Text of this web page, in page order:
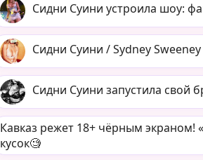
Сидни Суини устроила шоу:
Сидни Суини / Sydney
Сидни Суини запустила свой
Кавказ режет 18+ чёрным экраном!
кусок🧐